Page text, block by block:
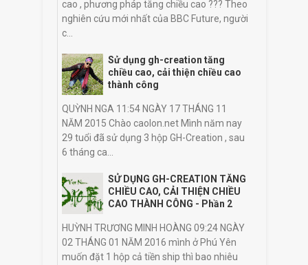
cao , phương pháp tăng chiều cao ??? Theo
nghiên cứu mới nhất của BBC Future, người
c...
Sử dụng gh-creation tăng
chiều cao, cải thiện chiều cao
thành công
QUỲNH NGA 11:54 NGÀY 17 THÁNG 11
NĂM 2015 Chào caolon.net Mình năm nay
29 tuổi đã sử dụng 3 hộp GH-Creation , sau
6 tháng ca...
SỬ DỤNG GH-CREATION TĂNG
CHIỀU CAO, CẢI THIỆN CHIỀU
CAO THÀNH CÔNG - Phần 2
HUỲNH TRƯƠNG MINH HOÀNG 09:24 NGÀY
02 THÁNG 01 NĂM 2016 mình ở Phú Yên
muốn đặt 1 hộp cả tiền ship thì bao nhiêu